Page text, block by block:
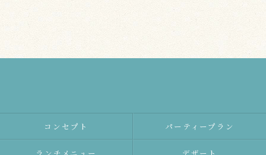
コンセプト パーティープラン
ランチメニュー デザート